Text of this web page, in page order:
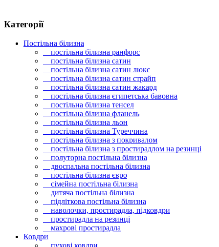
Категорії
Постільна білизна
постільна білизна ранфорс
постільна білизна сатин
постільна білизна сатин люкс
постільна білизна сатин страйп
постільна білизна сатин жакард
постільна білизна єгипетська бавовна
постільна білизна тенсел
постільна білизна фланель
постільна білизна льон
постільна білизна Туреччина
постільна білизна з покривалом
постільна білизна з простирадлом на резинці
полуторна постільна білизна
двоспальна постільна білизна
постільна білизна євро
сімейна постільна білизна
дитяча постільна білизна
підліткова постільна білизна
наволочки, простирадла, підковдри
простирадла на резинці
махрові простирадла
Ковдри
пухові ковдри